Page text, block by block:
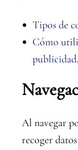
Tipos de
Cómo
publicidad.
Al navegar
recoger